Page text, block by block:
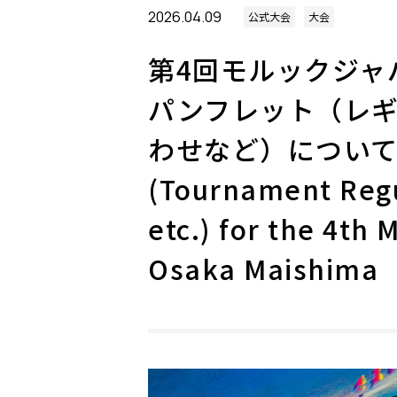
2026.04.09 公式大会 大会
第4回モルックジ
パンフレット（レ
わせなど）につ
(Tournament
etc.) for the 4th
Osaka Maishima